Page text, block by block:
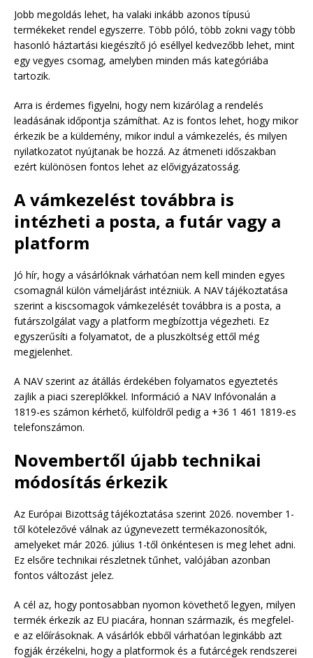
Jobb megoldás lehet, ha valaki inkább azonos típusú
termékeket rendel egyszerre. Több póló, több zokni vagy több
hasonló háztartási kiegészítő jó eséllyel kedvezőbb lehet, mint
egy vegyes csomag, amelyben minden más kategóriába
tartozik.
Arra is érdemes figyelni, hogy nem kizárólag a rendelés
leadásának időpontja számíthat. Az is fontos lehet, hogy mikor
érkezik be a küldemény, mikor indul a vámkezelés, és milyen
nyilatkozatot nyújtanak be hozzá. Az átmeneti időszakban
ezért különösen fontos lehet az elővigyázatosság.
A vámkezelést továbbra is
intézheti a posta, a futár vagy a
platform
Jó hír, hogy a vásárlóknak várhatóan nem kell minden egyes
csomagnál külön vámeljárást intézniük. A NAV tájékoztatása
szerint a kiscsomagok vámkezelését továbbra is a posta, a
futárszolgálat vagy a platform megbízottja végezheti. Ez
egyszerűsíti a folyamatot, de a pluszköltség ettől még
megjelenhet.
A NAV szerint az átállás érdekében folyamatos egyeztetés
zajlik a piaci szereplőkkel. Információ a NAV Infóvonalán a
1819-es számon kérhető, külföldről pedig a +36 1 461 1819-es
telefonszámon.
Novembertől újabb technikai
módosítás érkezik
Az Európai Bizottság tájékoztatása szerint 2026. november 1-
től kötelezővé válnak az úgynevezett termékazonosítók,
amelyeket már 2026. július 1-től önkéntesen is meg lehet adni.
Ez elsőre technikai részletnek tűnhet, valójában azonban
fontos változást jelez.
A cél az, hogy pontosabban nyomon követhető legyen, milyen
termék érkezik az EU piacára, honnan származik, és megfelel-
e az előírásoknak. A vásárlók ebből várhatóan leginkább azt
fogják érzékelni, hogy a platformok és a futárcégek rendszerei